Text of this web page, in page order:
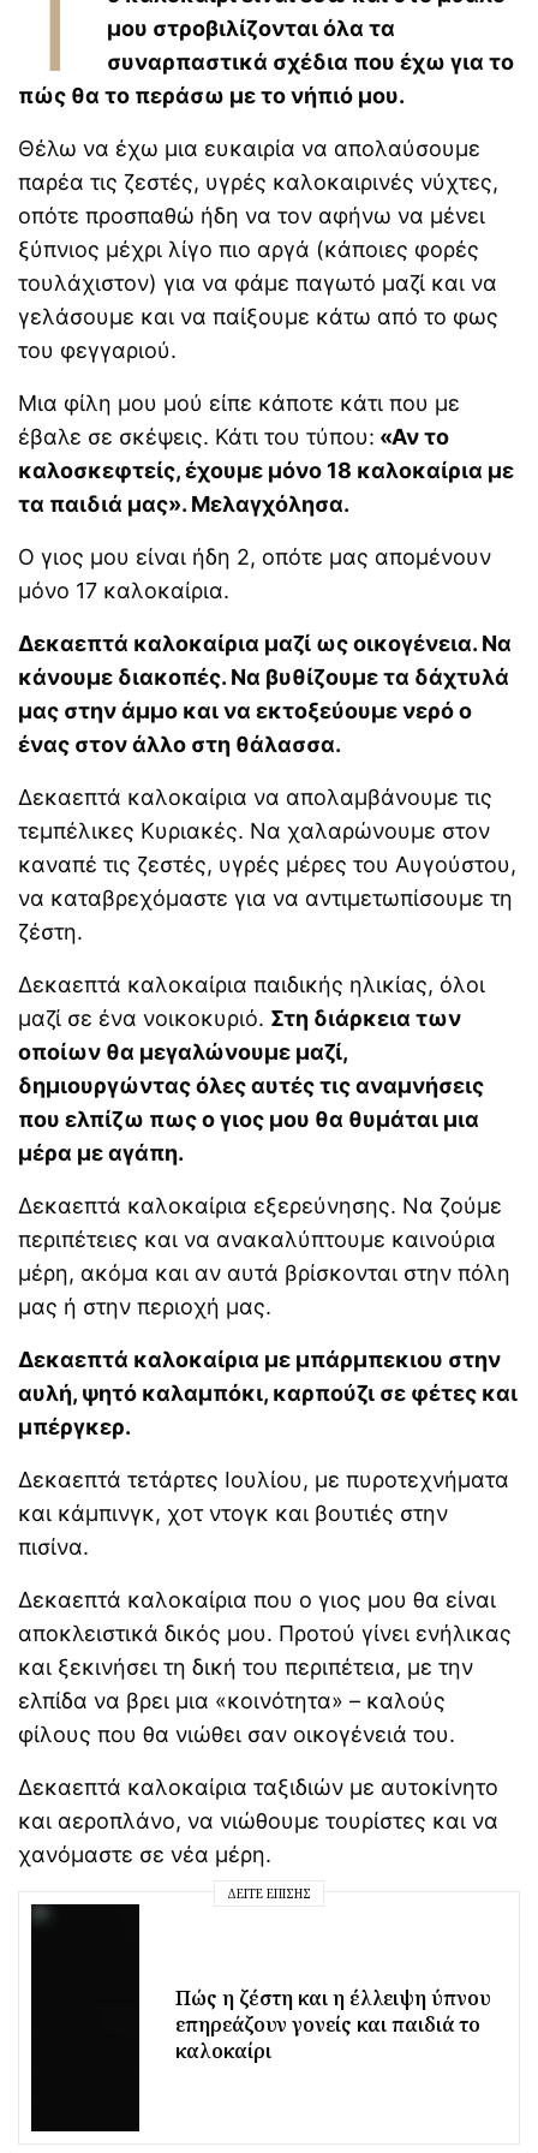
Η δεύτερη εγκυμοσύνη
αλλάζει τον εγκέφαλο με
διαφορετικό τρόπο
ταξίδια μπορεί να είναι
δύσκολα για παιδιά με
ADHD ή αυτισμό
Οι αόρατες γονεϊκές
ανάγκες πίσω από τις
καθημερινές φράσεις των
γονέων
Τ
μου στροβιλίζονται όλα τα
συναρπαστικά σχέδια που έχω για το
πώς θα το περάσω με το νήπιό μου.
Θέλω να έχω μια ευκαιρία να απολαύσουμε
παρέα τις ζεστές, υγρές καλοκαιρινές νύχτες,
οπότε προσπαθώ ήδη να τον αφήνω να μένει
ξύπνιος μέχρι λίγο πιο αργά (κάποιες φορές
τουλάχιστον) για να φάμε παγωτό μαζί και να
γελάσουμε και να παίξουμε κάτω από το φως
του φεγγαριού.
Μια φίλη μου μού είπε κάποτε κάτι που με
έβαλε σε σκέψεις. Κάτι του τύπου: «Αν το
καλοσκεφτείς, έχουμε μόνο 18 καλοκαίρια με
τα παιδιά μας». Μελαγχόλησα.
Ο γιος μου είναι ήδη 2, οπότε μας απομένουν
μόνο 17 καλοκαίρια.
Δεκαεπτά καλοκαίρια μαζί ως οικογένεια. Να
κάνουμε διακοπές. Να βυθίζουμε τα δάχτυλά
μας στην άμμο και να εκτοξεύουμε νερό ο
ένας στον άλλο στη θάλασσα.
Δεκαεπτά καλοκαίρια να απολαμβάνουμε τις
τεμπέλικες Κυριακές. Να χαλαρώνουμε στον
καναπέ τις ζεστές, υγρές μέρες του Αυγούστου,
να καταβρεχόμαστε για να αντιμετωπίσουμε τη
ζέστη.
Δεκαεπτά καλοκαίρια παιδικής ηλικίας, όλοι
μαζί σε ένα νοικοκυριό. Στη διάρκεια των
οποίων θα μεγαλώνουμε μαζί,
δημιουργώντας όλες αυτές τις αναμνήσεις
που ελπίζω πως ο γιος μου θα θυμάται μια
μέρα με αγάπη.
Δεκαεπτά καλοκαίρια εξερεύνησης. Να ζούμε
περιπέτειες και να ανακαλύπτουμε καινούρια
μέρη, ακόμα και αν αυτά βρίσκονται στην πόλη
μας ή στην περιοχή μας.
Δεκαεπτά καλοκαίρια με μπάρμπεκιου στην
αυλή, ψητό καλαμπόκι, καρπούζι σε φέτες και
μπέργκερ.
Δεκαεπτά τετάρτες Ιουλίου, με πυροτεχνήματα
και κάμπινγκ, χοτ ντογκ και βουτιές στην
πισίνα.
Δεκαεπτά καλοκαίρια που ο γιος μου θα είναι
αποκλειστικά δικός μου. Προτού γίνει ενήλικας
και ξεκινήσει τη δική του περιπέτεια, με την
ελπίδα να βρει μια «κοινότητα» – καλούς
φίλους που θα νιώθει σαν οικογένειά του.
Δεκαεπτά καλοκαίρια ταξιδιών με αυτοκίνητο
και αεροπλάνο, να νιώθουμε τουρίστες και να
χανόμαστε σε νέα μέρη.
ΔΕΊΤΕ ΕΠΊΣΗΣ
Πώς η ζέστη και η έλλειψη ύπνου
επηρεάζουν γονείς και παιδιά το
καλοκαίρι